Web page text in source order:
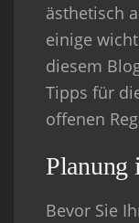
ästhetisch
einige
diesem
Tipps für
offenen
Planung
Bevor Sie